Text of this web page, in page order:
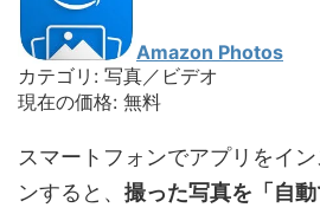
Amazon Photos
カテゴリ: 写真／ビデオ
現在の価格: 無料
スマートフォンでアプリをイ
ンすると、 撮った写真を「自